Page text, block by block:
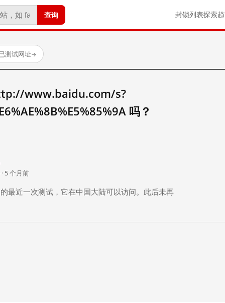
查询 封锁列表探索
测试网址→
www.baidu.com/s?
吗？
5 个月前
最近一次测试，它在中国大陆可以访问。此后未再